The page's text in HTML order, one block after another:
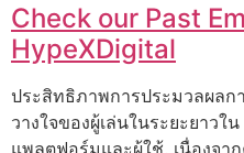
Check our Past
HypeXDigital
ประสิทธิภาพการประมวลผลก
วางใจของผู้เล่นในระยะยาวใ
แพลตฟอร์มและผู้ใช้, เนื่องจา